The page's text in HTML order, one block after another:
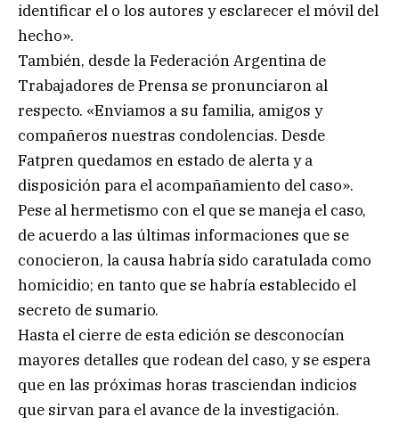
identificar el o los autores y esclarecer el móvil del
hecho».
También, desde la Federación Argentina de
Trabajadores de Prensa se pronunciaron al
respecto. «Enviamos a su familia, amigos y
compañeros nuestras condolencias. Desde
Fatpren quedamos en estado de alerta y a
disposición para el acompañamiento del caso».
Pese al hermetismo con el que se maneja el caso,
de acuerdo a las últimas informaciones que se
conocieron, la causa habría sido caratulada como
homicidio; en tanto que se habría establecido el
secreto de sumario.
Hasta el cierre de esta edición se desconocían
mayores detalles que rodean del caso, y se espera
que en las próximas horas trasciendan indicios
que sirvan para el avance de la investigación.